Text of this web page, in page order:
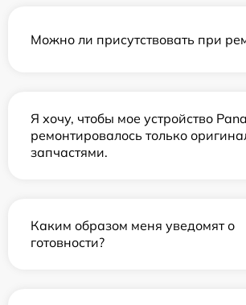
Можно ли присутствовать при
Я хочу, чтобы мое устройство
ремонтировалось только
запчастями.
Каким образом меня уведомят о
готовности?